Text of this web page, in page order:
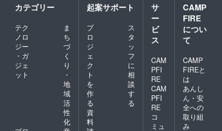
カテゴリー
テク
ノロ
ジー
・ガ
ジェ
ット
ま
ち
づ
く
り
・
地
域
活
性
化
起案サポート
プ
ロ
ジ
ェ
ク
ト
を
作
る
ス
タ
ッ
フ
に
相
談
す
る
資
料
サ
ー
ビ
ス
CAM
PFI
RE
CAM
PFI
RE
コ
ミュ
CAMP
FIRE
につい
て
CAMP
FIREと
は
あんし
ん・安
全への
取り組
み